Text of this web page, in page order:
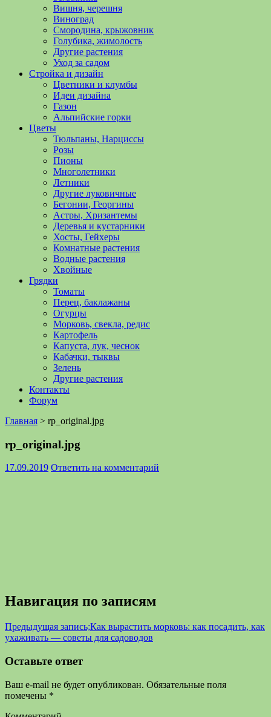
Поможем
обустройстве
выращивании
Вишня, черешня
Виноград
Смородина, крыжовник
Голубика, жимолость
Другие растения
Уход за садом
Стройка и дизайн
Цветники и клумбы
Идеи дизайна
Газон
Альпийские горки
Цветы
Тюльпаны, Нарциссы
Розы
Пионы
Многолетники
Летники
Другие луковичные
Бегонии, Георгины
Астры, Хризантемы
Деревья и кустарники
Хосты, Гейхеры
Комнатные растения
Водные растения
Хвойные
Грядки
Томаты
Перец, баклажаны
Огурцы
Морковь, свекла, редис
Картофель
Капуста, лук, чеснок
Кабачки, тыквы
Зелень
Другие растения
Контакты
Форум
Главная > rp_original.jpg
rp_original.jpg
17.09.2019 Ответить на комментарий
Навигация по записям
Предыдущая запись;Как вырастить морковь: как посадить, как
ухаживать — советы для садоводов
Оставьте ответ
Ваш e-mail не будет опубликован. Обязательные поля
помечены *